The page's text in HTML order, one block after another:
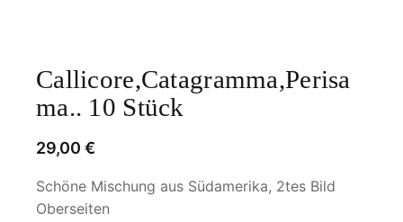
Callicore,Catagramma,Perisa
ma.. 10 Stück
29,00 €
Schöne Mischung aus Südamerika, 2tes Bild
Oberseiten